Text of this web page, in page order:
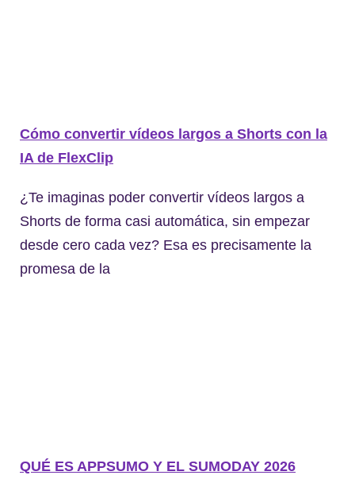
Cómo convertir vídeos largos a Shorts con la
IA de FlexClip
¿Te imaginas poder convertir vídeos largos a
Shorts de forma casi automática, sin empezar
desde cero cada vez? Esa es precisamente la
promesa de la
QUÉ ES APPSUMO Y EL SUMODAY 2026